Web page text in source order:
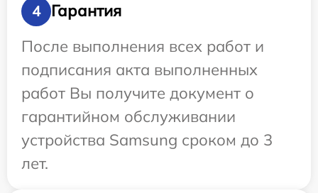
4
Гарантия
После выполнения всех работ и
подписания акта выполненных
работ Вы получите документ о
гарантийном обслуживании
устройства Samsung сроком до 3
лет.